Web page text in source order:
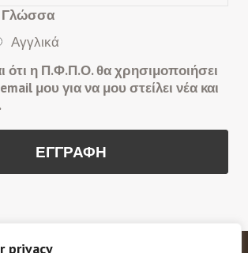
privacy
Γλώσσα
Αγγλικά
ότι η Π.Φ.Π.Ο. θα χρησιμοποιήσει
μου για να μου στείλει νέα και